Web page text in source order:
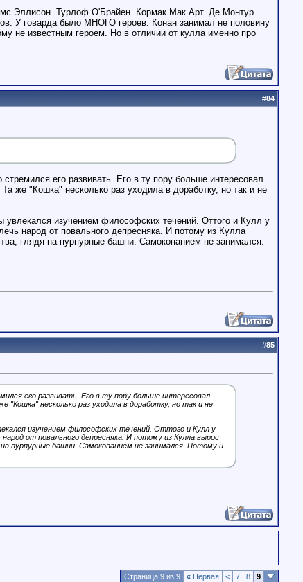
Эллисон. Турлоф О'Брайен. Кормак Мак Арт. Де Монтур .
У говарда было МНОГО героев. Конан занимал не половину
не известным героем. Но в отличии от кулла именно про
#84
его развивать. Его в ту пору больше интересовал
же "Кошка" несколько раз уходила в доработку, но так и не
увлекался изучением философских течений. Оттого и Кулл у
народ от повального депресняка. И потому из Кулла
глядя на пурпурные башни. Самокопанием не занимался.
#85
его развивать. Его в ту пору больше интересовал
несколько раз уходила в доработку, но так и не
изучением философских течений. Оттого и Кулл у
от повального депресняка. И потому из Кулла вырос
пурпурные башни. Самокопанием не занимался. Потому и
Страница 9 из 9 « Первая < 7 8 9